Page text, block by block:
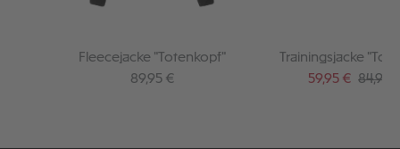
Fleecejacke "Totenkopf"
Regulärer Preis:
89,95 €
Trainingsjacke "Totenkopf
Kapuze"
Verkaufspreis:
59,95 € 84,95